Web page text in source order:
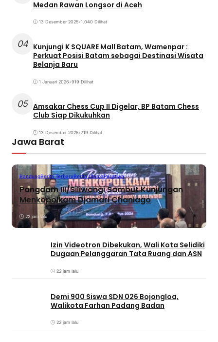
Medan Rawan Longsor di Aceh
13 Desember 2025•1.040 Dilihat
04 Kunjungi K SQUARE Mall Batam, Wamenpar :
Perkuat Posisi Batam sebagai Destinasi Wisata
Belanja Baru
1 Januari 2026•919 Dilihat
05 Amsakar Chess Cup II Digelar, BP Batam Chess
Club Siap Dikukuhkan
13 Desember 2025•719 Dilihat
Jawa Barat
BandungBerita TerbaruBerita UtamaPeristiwa
Pangdam III/Siliwangi Sambut Kunjungan
Menkopolkam Djamari Chaniago
22 jam lalu
Izin Videotron Dibekukan, Wali Kota Selidiki
Dugaan Pelanggaran Tata Ruang dan ASN
22 jam lalu
Demi 900 Siswa SDN 026 Bojongloa,
Walikota Farhan Padang Badan
22 jam lalu